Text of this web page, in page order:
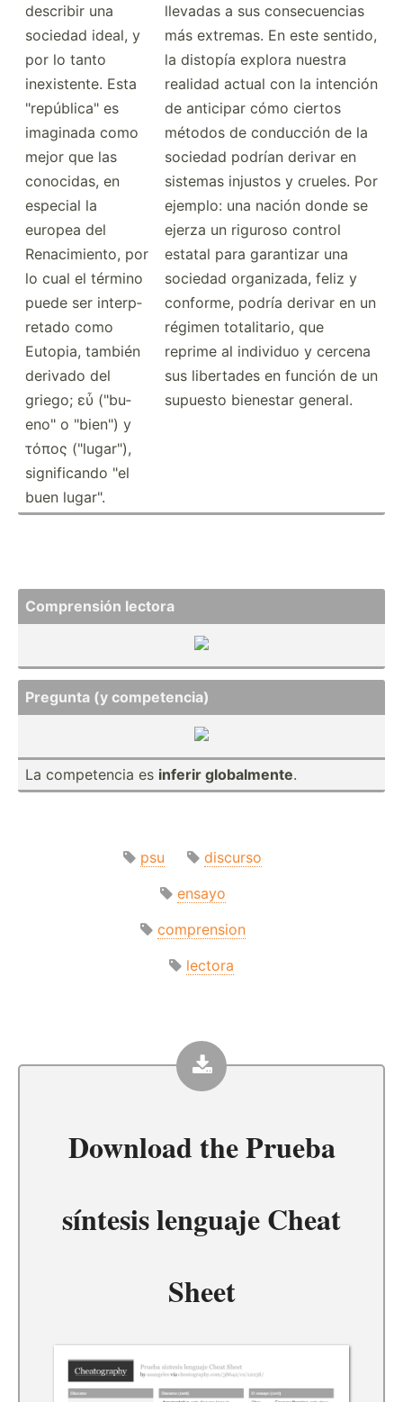
describir una
sociedad ideal, y
por lo tanto
inexis­tente. Esta
"­rep­úbl­ica­" es
imaginada como
mejor que las
conocidas, en
especial la
europea del
Renaci­miento, por
lo cual el término
puede ser interp­
retado como
Eutopia, también
derivado del
griego; εὖ ("bu­
eno­" o "­bie­n") y
τόπος ("lu­gar­"),
signif­icando "el
buen lugar".
llevadas a sus consec­uencias
más extremas. En este sentido,
la distopía explora nuestra
realidad actual con la intención
de anticipar cómo ciertos
métodos de conducción de la
sociedad podrían derivar en
sistemas injustos y crueles. Por
ejemplo: una nación donde se
ejerza un riguroso control
estatal para garantizar una
sociedad organi­zada, feliz y
conforme, podría derivar en un
régimen totali­tario, que
reprime al individuo y cercena
sus libertades en función de un
supuesto bienestar general.
Compre­nsión lectora
Pregunta (y compet­encia)
La compet­encia es inferir global­mente.
psu
discurso
ensayo
comprension
lectora
Download thePrueba
síntesis lenguaje Cheat
Sheet